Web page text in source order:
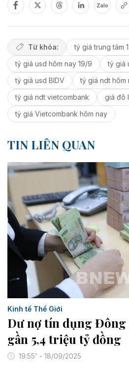
Zalo
Từ khóa:
tỷ giá trung tâm
tỷ giá usd hôm nay 19/9
tỷ giá
tỷ giá usd BIDV
tỷ giá ndt hôm
tỷ giá ndt vietcombank
giá đô
tỷ giá Vietcombank hôm nay
TIN LIÊN QUAN
Kinh tế Thế Giới
Dư nợ tín dụng Đông
gần 5,4 triệu tỷ đồng
19:55' - 18/09/2025